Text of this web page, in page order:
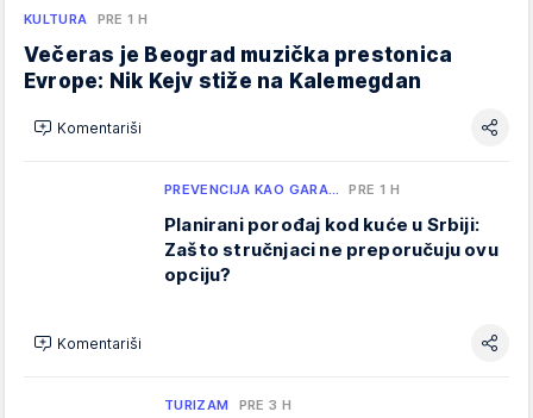
KULTURA PRE 1 H
Večeras je Beograd muzička prestonica
Evrope: Nik Kejv stiže na Kalemegdan
Komentariši
PREVENCIJA KAO GARA… PRE 1 H
Planirani porođaj kod kuće u Srbiji:
Zašto stručnjaci ne preporučuju ovu
opciju?
Komentariši
TURIZAM PRE 3 H